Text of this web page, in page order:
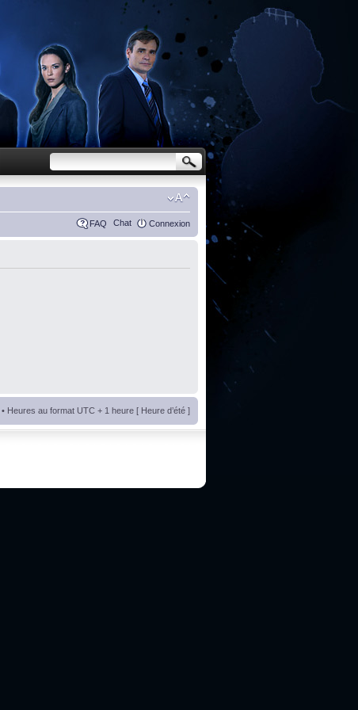
FAQ Chat Connexion
• Heures au format UTC + 1 heure [ Heure d’été ]